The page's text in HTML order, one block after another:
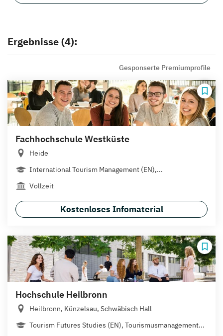
Ergebnisse (4):
Gesponserte Premiumprofile
Fachhochschule Westküste
Heide
International Tourism Management (EN),...
Vollzeit
Kostenloses Infomaterial
Hochschule Heilbronn
Heilbronn, Künzelsau, Schwäbisch Hall
Tourism Futures Studies (EN), Tourismusmanagement...